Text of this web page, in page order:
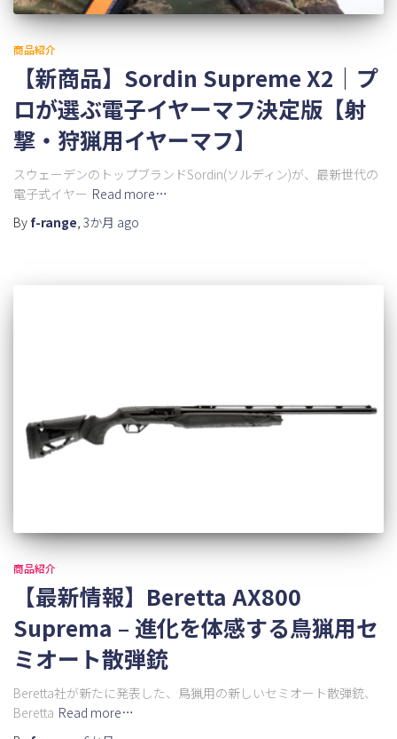
商品紹介
【新商品】Sordin Supreme X2｜プ
ロが選ぶ電子イヤーマフ決定版【射
撃・狩猟用イヤーマフ】
スウェーデンのトップブランドSordin(ソルディン)が、最新世代の
電子式イヤー Read more…
By f-range 3か月 ago
商品紹介
【最新情報】Beretta AX800
Suprema – 進化を体感する鳥猟用セ
ミオート散弾銃
Beretta社が新たに発表した、鳥猟用の新しいセミオート散弾銃、
Beretta Read more…